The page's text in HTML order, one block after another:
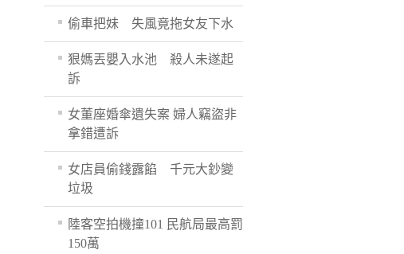
偷車把妹 失風竟拖女友下水
狠媽丟嬰入水池 殺人未遂起
訴
女董座婚傘遺失案 婦人竊盜非
拿錯遭訴
女店員偷錢露餡 千元大鈔變
垃圾
陸客空拍機撞101 民航局最高罰
150萬